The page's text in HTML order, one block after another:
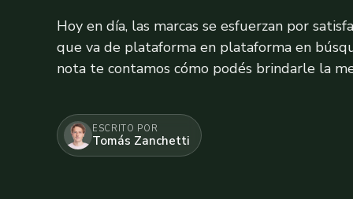
Hoy en día, las marcas se esfuerzan por
que va de plataforma en plataforma en
nota te contamos cómo podés brindarle la
ESCRITO POR
Tomás Zanchetti